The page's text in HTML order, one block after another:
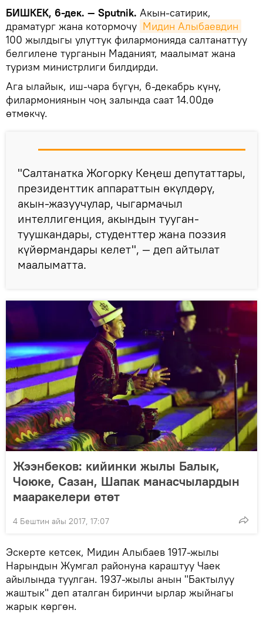
БИШКЕК, 6-дек. — Sputnik. Акын-сатирик,
драматург жана котормочу Мидин Алыбаевдин
100 жылдыгы улуттук филармонияда салтанаттуу
белгилене турганын Маданият, маалымат жана
туризм министрлиги билдирди.
Ага ылайык, иш-чара бүгүн, 6-декабрь күнү,
филармониянын чоң залында саат 14.00дө
өтмөкчү.
"Салтанатка Жогорку Кеңеш депутаттары,
президенттик аппараттын өкүлдөрү,
акын-жазуучулар, чыгармачыл
интеллигенция, акындын тууган-
туушкандары, студенттер жана поэзия
күйөрмандары келет", — деп айтылат
маалыматта.
Жээнбеков: кийинки жылы Балык,
Чоюке, Сазан, Шапак манасчылардын
мааракелери өтөт
4 Бештин айы 2017, 17:07
Эскерте кетсек, Мидин Алыбаев 1917-жылы
Нарындын Жумгал районуна караштуу Чаек
айылында туулган. 1937-жылы анын "Бактылуу
жаштык" деп аталган биринчи ырлар жыйнагы
жарык көргөн.